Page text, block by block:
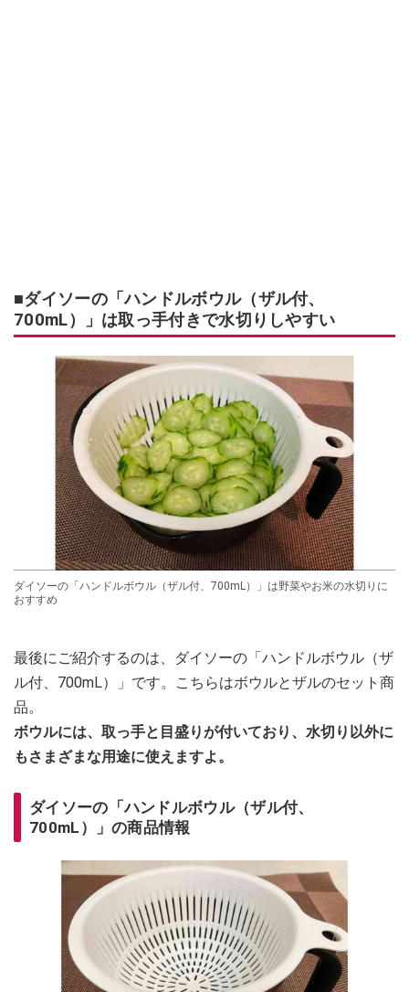
■ダイソーの「ハンドルボウル（ザル付、
700mL）」は取っ手付きで水切りしやすい
ダイソーの「ハンドルボウル（ザル付、700mL）」は野菜やお米の水切りに
おすすめ
最後にご紹介するのは、ダイソーの「ハンドルボウル（ザ
ル付、700mL）」です。こちらはボウルとザルのセット商
品。
ボウルには、取っ手と目盛りが付いており、水切り以外に
もさまざまな用途に使えますよ。
ダイソーの「ハンドルボウル（ザル付、
700mL）」の商品情報